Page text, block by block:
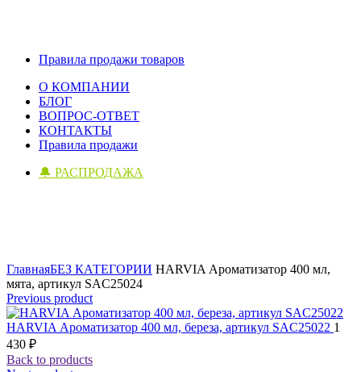
Правила продажи товаров
О КОМПАНИИ
БЛОГ
ВОПРОС-ОТВЕТ
КОНТАКТЫ
Правила продажи
🔔 РАСПРОДАЖА
ГлавнаяБЕЗ КАТЕГОРИИ HARVIA Ароматизатор 400 мл,
мята, артикул SAC25024
Previous product
HARVIA Ароматизатор 400 мл, береза, артикул SAC25022 1
430 ₽
Back to products